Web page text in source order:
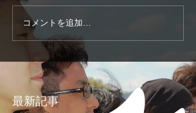
コメントを追加…
最新記事